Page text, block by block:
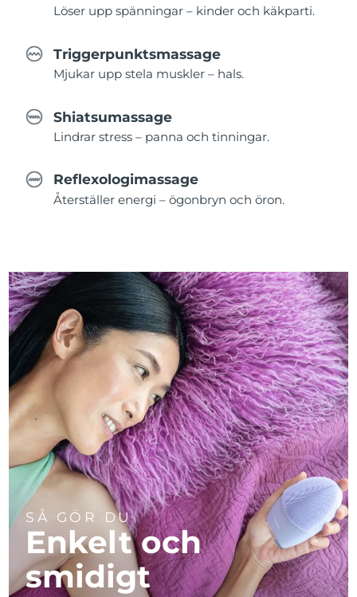
Löser upp spänningar – kinder och käkparti.
Triggerpunktsmassage
Mjukar upp stela muskler – hals.
Shiatsumassage
Lindrar stress – panna och tinningar.
Reflexologimassage
Återställer energi – ögonbryn och öron.
SÅ GÖR DU
Enkelt och
smidigt